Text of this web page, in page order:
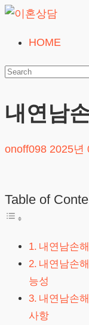
Skip
content
혼
담
HOME
내연남
onoff098 2025년
Table of
내연남손
내연남손
능성
내연남손
사항